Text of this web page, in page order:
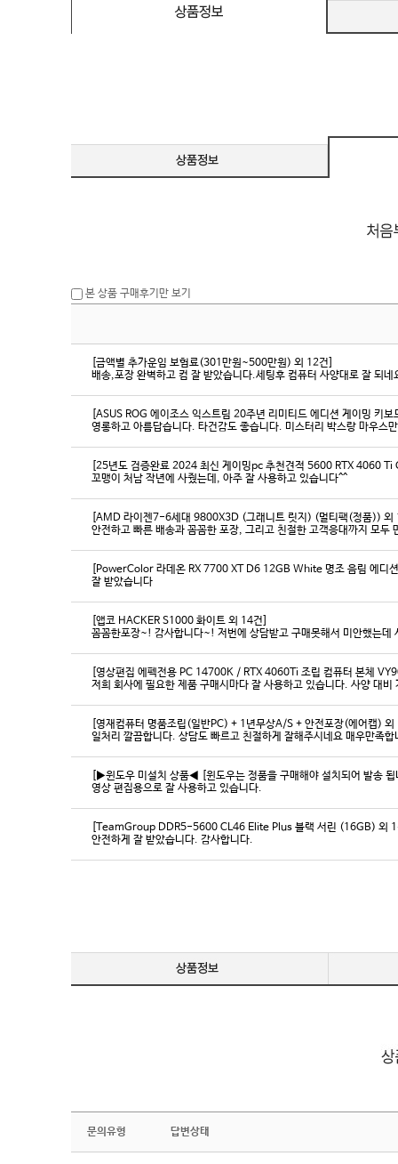
본 상품 구매후기만 보기
[금액별 추가운임 보험료(301만원~500만원) 외 12건]
배송,포장 완벽하고 컴 잘 받았습니다.세팅후 컴퓨터 사양대로 잘 되
[ASUS ROG 에이조스 익스트림 20주년 리미티드 에디션 게이밍 키
영롱하고 아름답습니다. 타건감도 좋습니다. 미스터리 박스랑 마우스
[25년도 검증완료 2024 최신 게이밍pc 추천견적 5600 RTX 4060
꼬맹이 처남 작년에 사줬는데, 아주 잘 사용하고 있습니다^^
[AMD 라이젠7-6세대 9800X3D (그래니트 릿지) (멀티팩(정품)) 외
[PowerColor 라데온 RX 7700 XT D6 12GB White 명조 음림 에디
잘 받았습니다
[앱코 HACKER S1000 화이트 외 14건]
꼼꼼한포장~! 감사합니다~! 저번에 상담받고 구매못해서 미안했는
[영상편집 에펙전용 PC 14700K / RTX 4060Ti 조립 컴퓨터 본체
[영재컴퓨터 명품조립(일반PC) + 1년무상A/S + 안전포장(에어캡)
일처리 깔끔합니다. 상담도 빠르고 친절하게 잘해주시네요 매우만족
[▶윈도우 미설치 상품◀ [윈도우는 정품을 구매해야 설치되어 발송
영상 편집용으로 잘 사용하고 있습니다.
[TeamGroup DDR5-5600 CL46 Elite Plus 블랙 서린 (16GB) 외
안전하게 잘 받았습니다. 감사합니다.
문의유형 답변상태